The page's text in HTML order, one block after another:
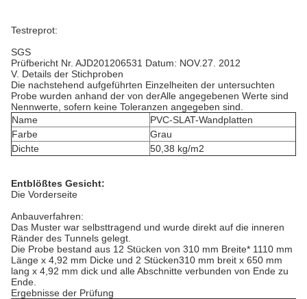
Testreprot:
SGS
Prüfbericht Nr. AJD201206531 Datum: NOV.27. 2012
V. Details der Stichproben
Die nachstehend aufgeführten Einzelheiten der untersuchten
Probe wurden anhand der von derAlle angegebenen Werte sind
Nennwerte, sofern keine Toleranzen angegeben sind.
Name
PVC-SLAT-Wandplatten
Farbe
Grau
Dichte
50,38 kg/m2
Entblößtes Gesicht:
Die Vorderseite
Anbauverfahren:
Das Muster war selbsttragend und wurde direkt auf die inneren
Ränder des Tunnels gelegt.
Die Probe bestand aus 12 Stücken von 310 mm Breite* 1110 mm
Länge x 4,92 mm Dicke und 2 Stücken310 mm breit x 650 mm
lang x 4,92 mm dick und alle Abschnitte verbunden von Ende zu
Ende.
Ergebnisse der Prüfung